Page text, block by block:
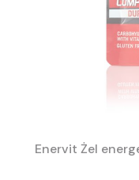
Enervit Żel